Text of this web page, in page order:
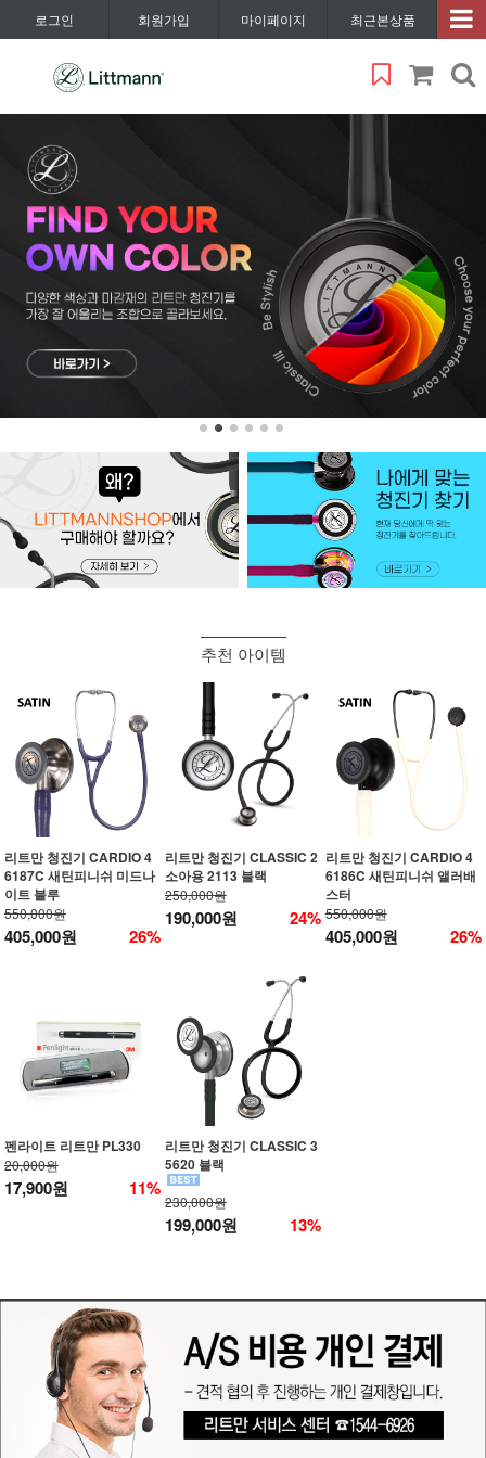
로그인 회원가입 마이페이지 최근본상품
추천 아이템
리트만 청진기 CARDIO 4
6187C 새틴피니쉬 미드나
이트 블루
550,000원
405,000원 26%
리트만 청진기 CLASSIC 2
소아용 2113 블랙
250,000원
190,000원 24%
리트만 청진기 CARDIO 4
6186C 새틴피니쉬 앨러배
스터
550,000원
405,000원 26%
펜라이트 리트만 PL330
20,000원
17,900원 11%
리트만 청진기 CLASSIC 3
5620 블랙
230,000원
199,000원 13%